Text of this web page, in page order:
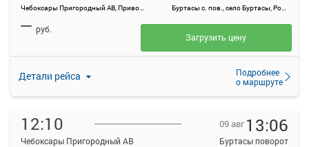
Чебоксары Пригородный АВ, Привокзальная ул., 3 Буртасы с. пов., село Буртасы, Россия
Детали рейса
Подробнее
о маршруте
— руб.
Загрузить цену
12:10
Чебоксары Пригородный АВ
09 авг 13:06
Буртасы поворот